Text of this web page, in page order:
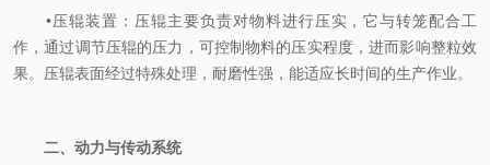
•压辊装置‌：压辊主要负责对物料进行压实，它与转笼配合工
作，通过调节压辊的压力，可控制物料的压实程度，进而影响整粒效
果。压辊表面经过特殊处理，耐磨性强，能适应长时间的生产作业。
二、动力与传动系统